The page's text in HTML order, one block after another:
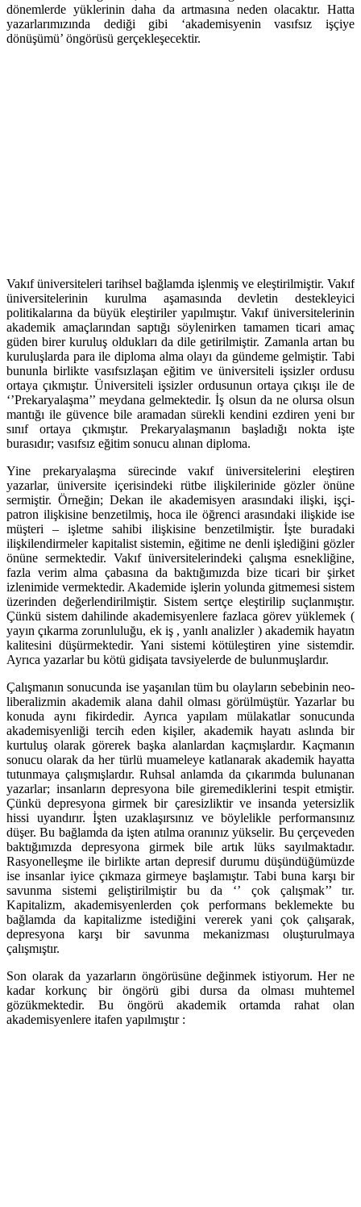
dönemlerde yüklerinin daha da artmasına neden olacaktır. Hatta
yazarlarımızında dediği gibi ‘akademisyenin vasıfsız işçiye
dönüşümü’ öngörüsü gerçekleşecektir.
Vakıf üniversiteleri tarihsel bağlamda işlenmiş ve eleştirilmiştir. Vakıf
üniversitelerinin kurulma aşamasında devletin destekleyici
politikalarına da büyük eleştiriler yapılmıştır. Vakıf üniversitelerinin
akademik amaçlarından saptığı söylenirken tamamen ticari amaç
güden birer kuruluş oldukları da dile getirilmiştir. Zamanla artan bu
kuruluşlarda para ile diploma alma olayı da gündeme gelmiştir. Tabi
bununla birlikte vasıfsızlaşan eğitim ve üniversiteli işsizler ordusu
ortaya çıkmıştır. Üniversiteli işsizler ordusunun ortaya çıkışı ile de
‘’Prekaryalaşma’’ meydana gelmektedir. İş olsun da ne olursa olsun
mantığı ile güvence bile aramadan sürekli kendini ezdiren yeni bır
sınıf ortaya çıkmıştır. Prekaryalaşmanın başladığı nokta işte
burasıdır; vasıfsız eğitim sonucu alınan diploma.
Yine prekaryalaşma sürecinde vakıf üniversitelerini eleştiren
yazarlar, üniversite içerisindeki rütbe ilişkilerinide gözler önüne
sermiştir. Örneğin; Dekan ile akademisyen arasındaki ilişki, işçi-
patron ilişkisine benzetilmiş, hoca ile öğrenci arasındaki ilişkide ise
müşteri – işletme sahibi ilişkisine benzetilmiştir. İşte buradaki
ilişkilendirmeler kapitalist sistemin, eğitime ne denli işlediğini gözler
önüne sermektedir. Vakıf üniversitelerindeki çalışma esnekliğine,
fazla verim alma çabasına da baktığımızda bize ticari bir şirket
izlenimide vermektedir. Akademide işlerin yolunda gitmemesi sistem
üzerinden değerlendirilmiştir. Sistem sertçe eleştirilip suçlanmıştır.
Çünkü sistem dahilinde akademisyenlere fazlaca görev yüklemek (
yayın çıkarma zorunluluğu, ek iş , yanlı analizler ) akademik hayatın
kalitesini düşürmektedir. Yani sistemi kötüleştiren yine sistemdir.
Ayrıca yazarlar bu kötü gidişata tavsiyelerde de bulunmuşlardır.
Çalışmanın sonucunda ise yaşanılan tüm bu olayların sebebinin neo-
liberalizmin akademik alana dahil olması görülmüştür. Yazarlar bu
konuda aynı fikirdedir. Ayrıca yapılam mülakatlar sonucunda
akademisyenliği tercih eden kişiler, akademik hayatı aslında bir
kurtuluş olarak görerek başka alanlardan kaçmışlardır. Kaçmanın
sonucu olarak da her türlü muameleye katlanarak akademik hayatta
tutunmaya çalışmışlardır. Ruhsal anlamda da çıkarımda bulunanan
yazarlar; insanların depresyona bile giremediklerini tespit etmiştir.
Çünkü depresyona girmek bir çaresizliktir ve insanda yetersizlik
hissi uyandırır. İşten uzaklaşırsınız ve böylelikle performansınız
düşer. Bu bağlamda da işten atılma oranınız yükselir. Bu çerçeveden
baktığımızda depresyona girmek bile artık lüks sayılmaktadır.
Rasyonelleşme ile birlikte artan depresif durumu düşündüğümüzde
ise insanlar iyice çıkmaza girmeye başlamıştır. Tabi buna karşı bir
savunma sistemi geliştirilmiştir bu da ‘’ çok çalışmak’’ tır.
Kapitalizm, akademisyenlerden çok performans beklemekte bu
bağlamda da kapitalizme istediğini vererek yani çok çalışarak,
depresyona karşı bir savunma mekanizması oluşturulmaya
çalışmıştır.
Son olarak da yazarların öngörüsüne değinmek istiyorum. Her ne
kadar korkunç bir öngörü gibi dursa da olması muhtemel
gözükmektedir. Bu öngörü akademik ortamda rahat olan
akademisyenlere itafen yapılmıştır :